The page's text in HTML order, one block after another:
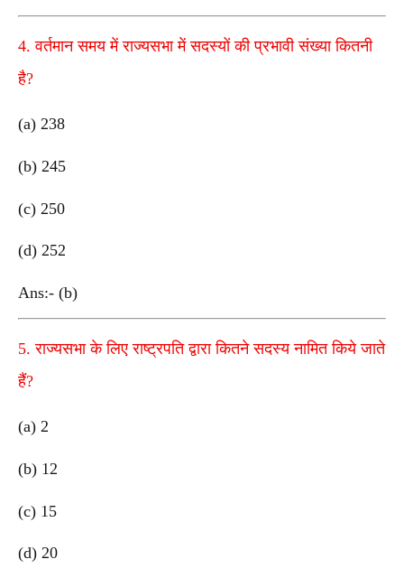
4. वर्तमान समय में राज्यसभा में सदस्यों की प्रभावी संख्या कितनी
है?
(a) 238
(b) 245
(c) 250
(d) 252
Ans:- (b)
5. राज्यसभा के लिए राष्ट्रपति द्वारा कितने सदस्य नामित किये जाते
हैं?
(a) 2
(b) 12
(c) 15
(d) 20